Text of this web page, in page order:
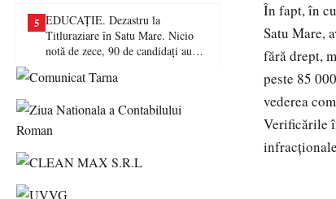
5 EDUCAȚIE. Dezastru la
Titluraziare în Satu Mare. Nicio
notă de zece, 90 de candidați au
În fapt, în
Satu Mare,
fără drept,
peste 85
vederea
Verificările